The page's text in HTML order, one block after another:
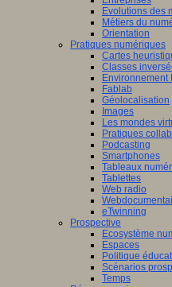
Evolutions des
Métiers du
Orientation
Pratiques numériques
Cartes
Classes
Environnement
Fablab
Géolocalisation
Images
Les mondes
Pratiques
Podcasting
Smartphones
Tableaux
Tablettes
Web radio
eTwinning
Prospective
Ecosystème
Espaces
Politique
Scénarios
Temps